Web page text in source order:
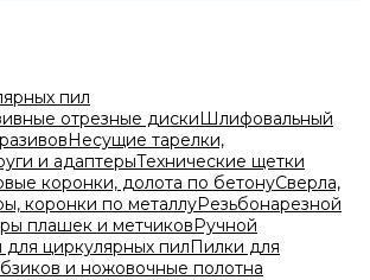
пил
отрезные дискиШлифовальный
Несущие тарелки,
и адаптерыТехнические щетки
коронки, долота по бетонуСверла,
коронки по металлуРезьбонарезной
плашек и метчиковРучной
циркулярных пилПилки для
и ножовочные полотна